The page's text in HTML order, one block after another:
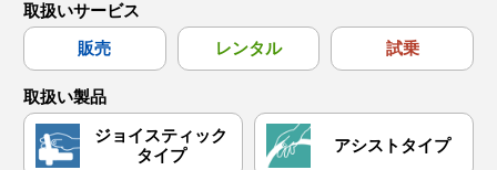
取扱いサービス
販売
レンタル 試乗
取扱い製品
ジョイスティック
タイプ
アシストタイプ